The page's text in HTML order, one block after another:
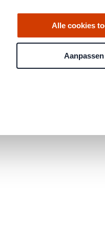
Alle cookies
Aanpassen